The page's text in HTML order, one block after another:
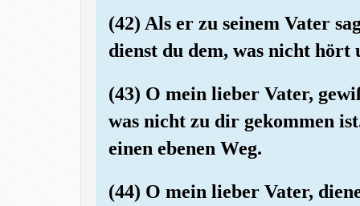
(42) Als er zu seinem Vater
dienst du dem, was nicht
(43) O mein lieber Vater,
was nicht zu dir gekommen
einen ebenen Weg.
(44) O mein lieber Vater,